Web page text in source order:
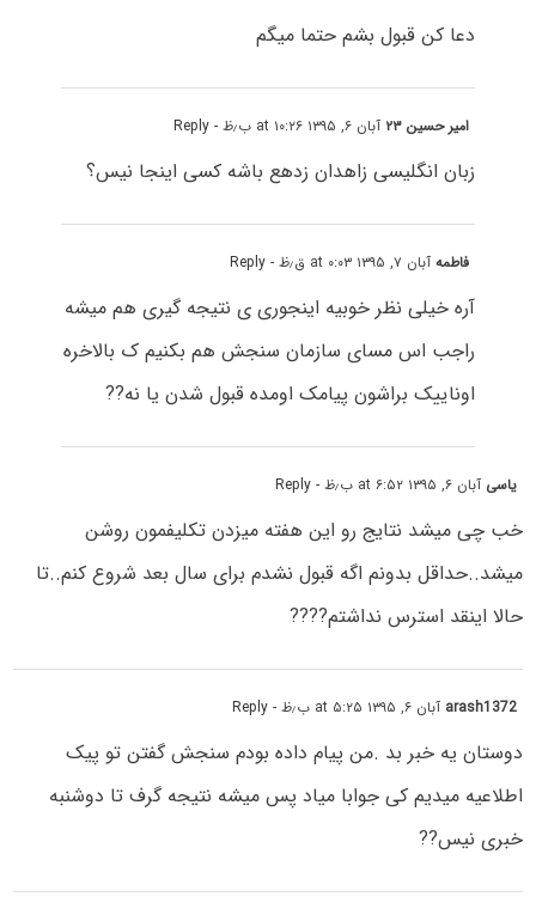
دعا کن قبول بشم حتما میگم
امیر حسین ۲۳ آبان ۶, ۱۳۹۵ at ۱۰:۲۶ ب٫ظ - Reply
زبان انگلیسی زاهدان زدهع باشه کسی اینجا نیس؟
فاطمهآبان ۷, ۱۳۹۵ at ۰:۰۳ ق٫ظ - Reply
آره خیلی نظر خوبیه اینجوری ی نتیجه گیری هم میشه
راجب اس مسای سازمان سنجش هم بکنیم ک بالاخره
اوناییک براشون پیامک اومده قبول شدن یا نه??
یاسی آبان ۶, ۱۳۹۵ at ۶:۵۲ ب٫ظ - Reply
خب چی میشد نتایج رو این هفته میزدن تکلیفمون روشن
میشد..حداقل بدونم اگه قبول نشدم برای سال بعد شروع کنم..تا
حالا اینقد استرس نداشتم????
arash1372 آبان ۶, ۱۳۹۵ at ۵:۲۵ ب٫ظ - Reply
دوستان یه خبر بد .من پیام داده بودم سنجش گفتن تو پیک
اطلاعیه میدیم کی جوابا میاد پس میشه نتیجه گرف تا دوشنبه
خبری نیس??